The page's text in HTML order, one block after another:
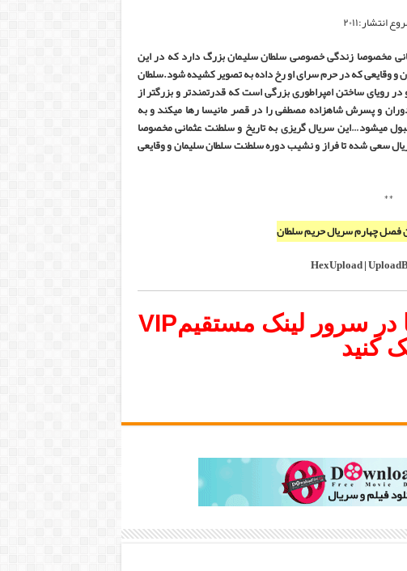
انتشار:۲۰۱۱
مخصوصا زندگی خصوصی سلطان سلیمان بزرگ دارد که در این
وقایعی که در حرم سرای او رخ داده به تصویر کشیده شود.سلطان
رویای ساختن امپراطوری بزرگی است که قدرتمندتر و بزرگتر از
و پسرش شاهزاده مصطفی را در قصر مانیسا رها میکند و به
میشود…این سریال گریزی به تاریخ و سلطنت عثمانی مخصوصا
سعی شده تا فراز و نشیب دوره سلطنت سلطان سلیمان و وقایعی
**
فصل چهارم سریال حریم سلطان
HexUpload|
برای دانلود تمام قسمتها در سرور لینک مستقیمVIP
کنید